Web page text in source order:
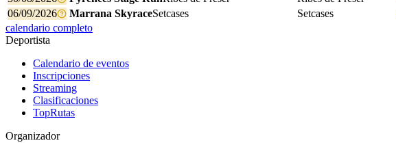
06/09/2026
Marrana SkyraceSetcases Setcases
calendario completo
Deportista
Calendario de eventos
Inscripciones
Streaming
Clasificaciones
TopRutas
Organizador